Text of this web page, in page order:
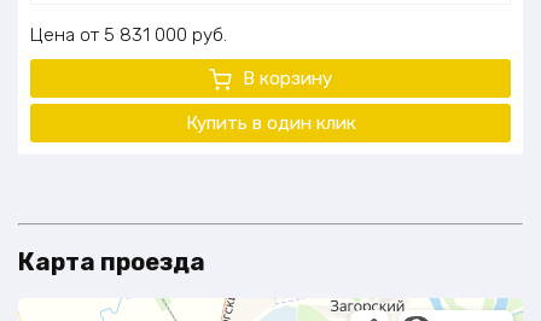
Цена 5 831 000 руб.
В корзину
Купить в один клик
Карта проезда